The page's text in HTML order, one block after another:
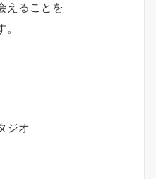
えることを
ジオ